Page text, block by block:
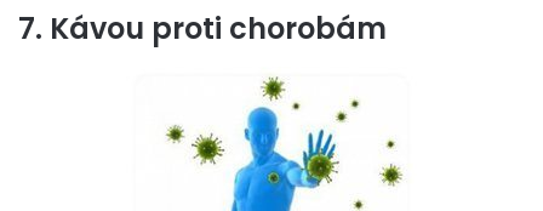
7. Kávou proti chorobám